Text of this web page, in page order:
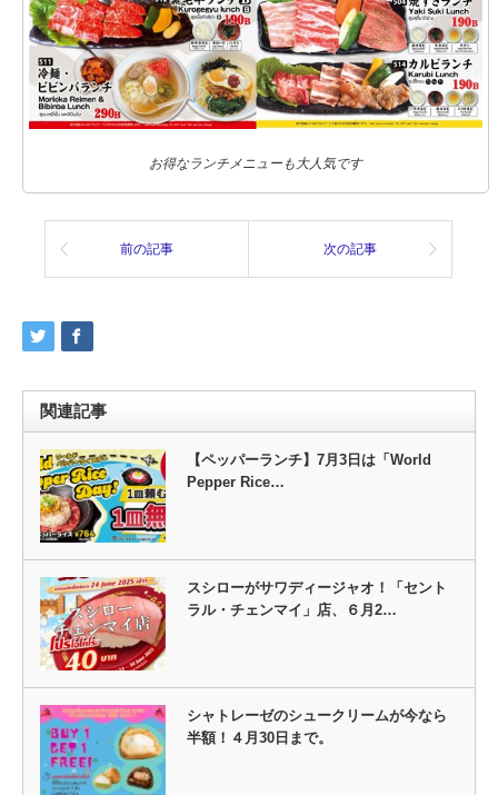
お得なランチメニューも大人気です
前の記事 次の記事
関連記事
【ペッパーランチ】7月3日は「World
Pepper Rice…
スシローがサワディージャオ！「セント
ラル・チェンマイ」店、６月2…
シャトレーゼのシュークリームが今なら
半額！４月30日まで。